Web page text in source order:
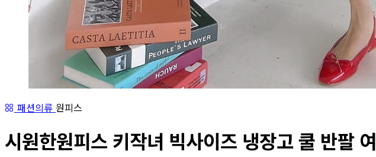
패션의류 원피스
시원한원피스 키작녀 빅사이즈 냉장고 쿨 반팔